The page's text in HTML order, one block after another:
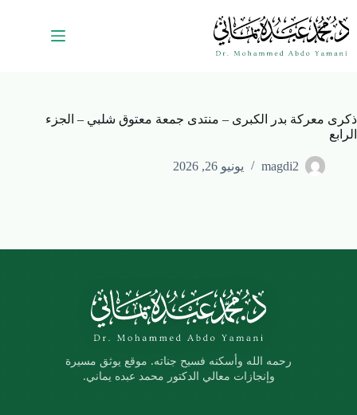
ذكرى معركة بدر الكبرى – منتدى جمعة معتوق شلبي – الجزء
الرابع
magdi2 يونيو 26, 2026
رحمه الله وأسكنه فسيح جناته. موقع يوثق مسيرة
وإنجازات معالي الدكتور محمد عبده يماني.